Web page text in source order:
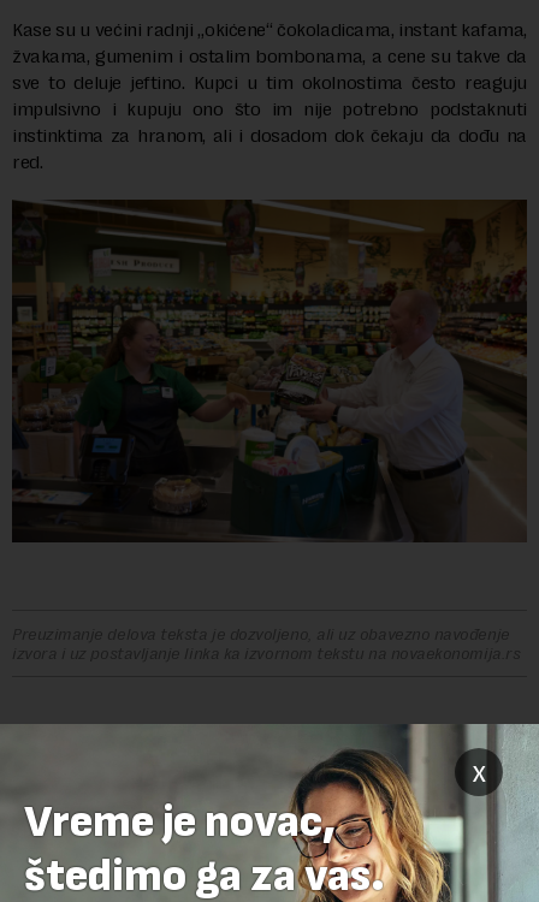
Kase su u većini radnji „okićene“ čokoladicama, instant kafama,
žvakama, gumenim i ostalim bombonama, a cene su takve da
sve to deluje jeftino. Kupci u tim okolnostima često reaguju
impulsivno i kupuju ono što im nije potrebno podstaknuti
instinktima za hranom, ali i dosadom dok čekaju da dođu na
red.
Preuzimanje delova teksta je dozvoljeno, ali uz obavezno navođenje
izvora i uz postavljanje linka ka izvornom tekstu na novaekonomija.rs
x
Vreme je novac,
štedimo ga za vas.